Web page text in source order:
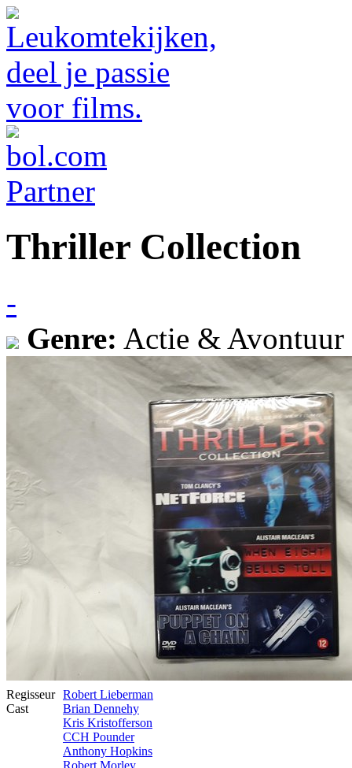
Thriller Collection
-
Genre: Actie &
Regisseur Robert Lieberman
Cast
Brian Dennehy
Kris Kristofferson
CCH Pounder
Anthony Hopkins
Robert Morley